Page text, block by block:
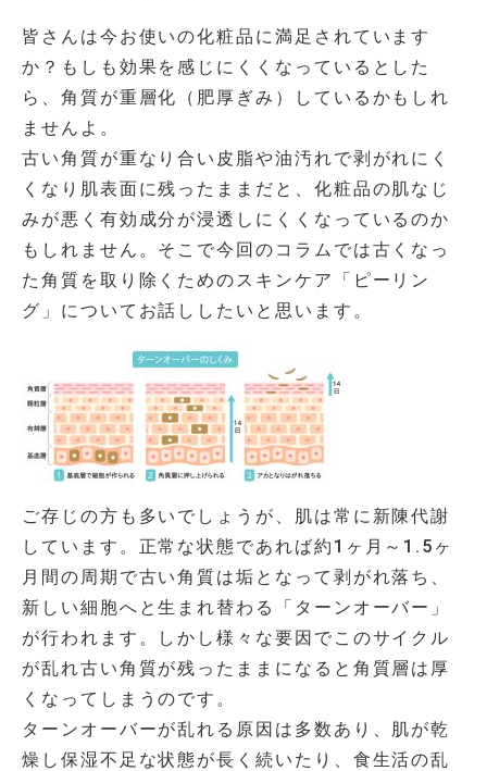
皆さんは今お使いの化粧品に満足されています
か？もしも効果を感じにくくなっているとした
ら、角質が重層化（肥厚ぎみ）しているかもしれ
ませんよ。
古い角質が重なり合い皮脂や油汚れで剥がれにく
くなり肌表面に残ったままだと、化粧品の肌なじ
みが悪く有効成分が浸透しにくくなっているのか
もしれません。そこで今回のコラムでは古くなっ
た角質を取り除くためのスキンケア「ピーリン
グ」についてお話ししたいと思います。
ご存じの方も多いでしょうが、肌は常に新陳代謝
しています。正常な状態であれば約 1 ヶ月～1.5ヶ
月間の周期で古い角質は垢となって剥がれ落ち、
新しい細胞へと生まれ替わる「ターンオーバー」
が行われます。しかし様々な要因でこのサイクル
が乱れ古い角質が残ったままになると角質層は厚
くなってしまうのです。
ターンオーバーが乱れる原因は多数あり、肌が乾
燥し保湿不足な状態が長く続いたり、食生活の乱